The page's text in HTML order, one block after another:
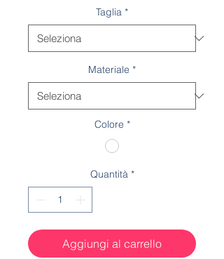
Taglia *
Materiale *
Colore *
Quantità *
Aggiungi al carrello